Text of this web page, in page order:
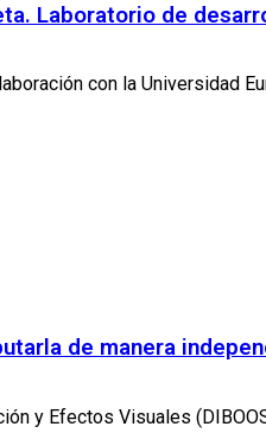
Laboratorio de
con la Universidad
de manera
y Efectos Visuales